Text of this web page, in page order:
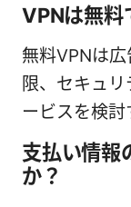
VPNは無料
無料VPNは
限、セキュ
ービスを検討
支払い情報
か？